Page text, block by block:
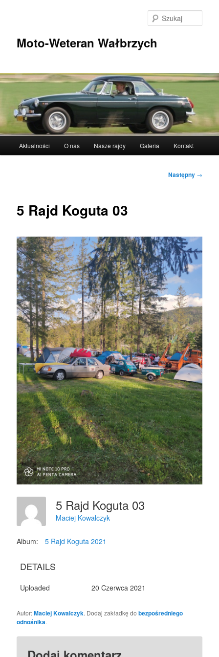
Moto-Weteran Wałbrzych
Aktualności O nas Nasze rajdy Galeria Kontakt
Nawigacja
Następny →
5 Rajd Koguta 03
5 Rajd Koguta 03
Maciej Kowalczyk
Album: 5 Rajd Koguta 2021
DETAILS
Uploaded 20 Czerwca 2021
Autor:Maciej Kowalczyk. Dodaj zakładkę dobezpośredniego
odnośnika.